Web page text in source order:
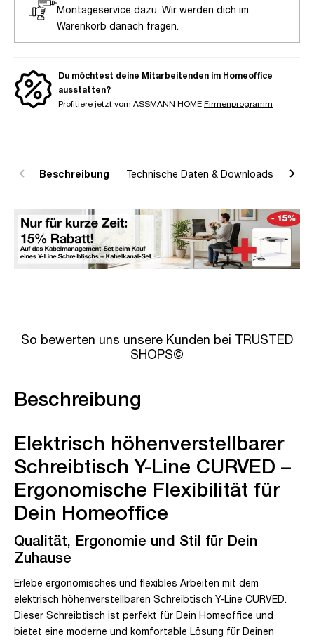
Montageservice dazu. Wir werden dich im
Warenkorb danach fragen.
Du möchtest deine Mitarbeitenden im Homeoffice
ausstatten?
Profitiere jetzt vom ASSMANN HOME Firmenprogramm
Beschreibung Technische Daten & Downloads
So bewerten uns unsere Kunden bei TRUSTED
SHOPS©
Beschreibung
Elektrisch höhenverstellbarer
Schreibtisch Y-Line CURVED –
Ergonomische Flexibilität für
Dein Homeoffice
Qualität, Ergonomie und Stil für Dein
Zuhause
Erlebe ergonomisches und flexibles Arbeiten mit dem
elektrisch höhenverstellbaren Schreibtisch Y-Line CURVED.
Dieser Schreibtisch ist perfekt für Dein Homeoffice und
bietet eine moderne und komfortable Lösung für Deinen